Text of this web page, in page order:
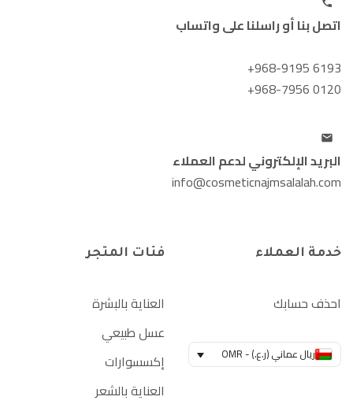
اتصل بنا أو راسلنا على واتساب
+968-9195 6193
+968-7956 0120
البريد الإلكتروني لدعم العملاء
info@cosmeticnajmsalalah.com
خدمة العملاء
احذف حسابك
ريال عماني (ر.ع.) - OMR
فئات المتجر
العناية بالبشرة
عسل طبيعي
إكسسوارات
العناية بالشعر